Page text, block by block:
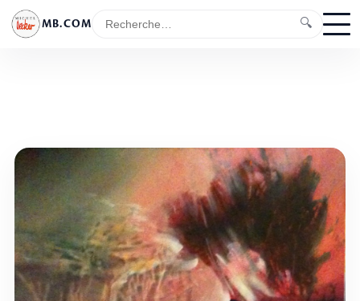
MB.COM 🔍